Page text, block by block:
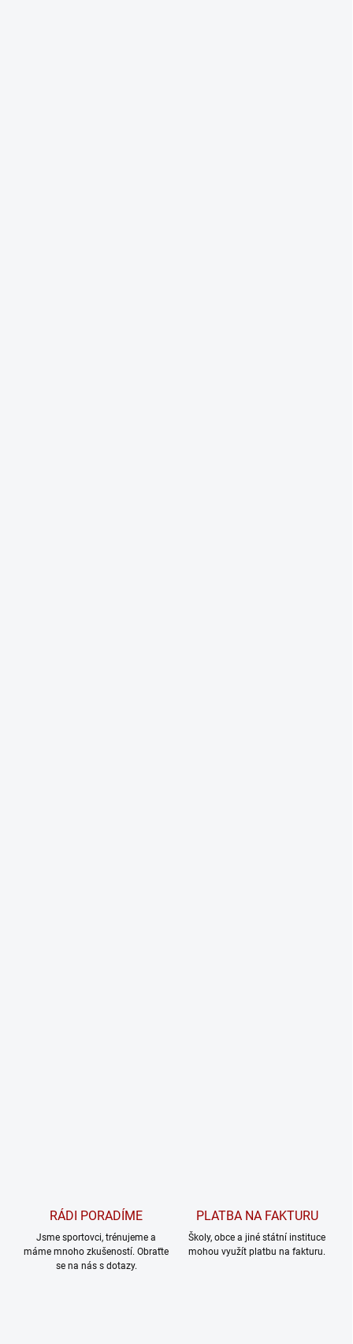
RÁDI PORADÍME
Jsme sportovci, trénujeme a
máme mnoho zkušeností. Obraťte
se na nás s dotazy.
PLATBA NA FAKTURU
Školy, obce a jiné státní instituce
mohou využít platbu na fakturu.